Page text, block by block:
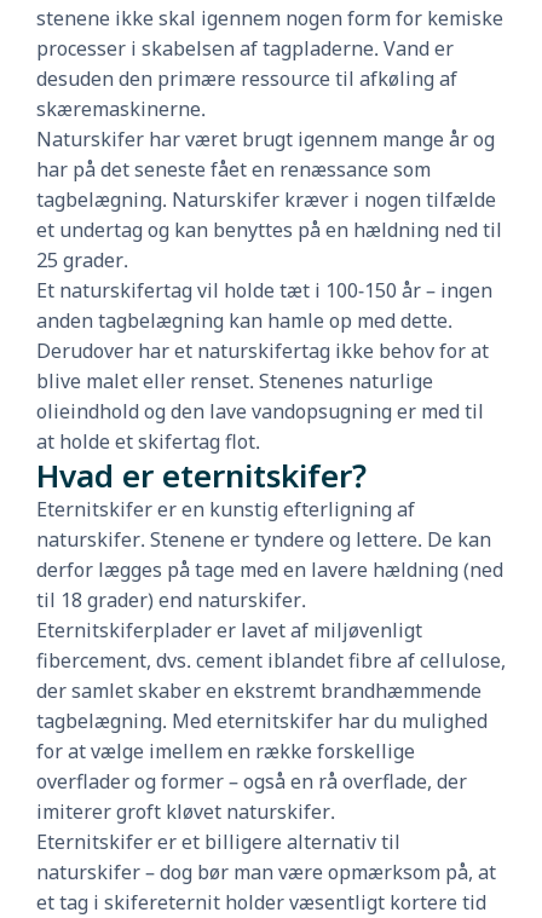
stenene ikke skal igennem nogen form for kemiske
processer i skabelsen af tagpladerne. Vand er
desuden den primære ressource til afkøling af
skæremaskinerne.
Naturskifer har været brugt igennem mange år og
har på det seneste fået en renæssance som
tagbelægning. Naturskifer kræver i nogen tilfælde
et undertag og kan benyttes på en hældning ned til
25 grader.
Et naturskifertag vil holde tæt i 100-150 år – ingen
anden tagbelægning kan hamle op med dette.
Derudover har et naturskifertag ikke behov for at
blive malet eller renset. Stenenes naturlige
olieindhold og den lave vandopsugning er med til
at holde et skifertag flot.
Hvad er eternitskifer?
Eternitskifer er en kunstig efterligning af
naturskifer. Stenene er tyndere og lettere. De kan
derfor lægges på tage med en lavere hældning (ned
til 18 grader) end naturskifer.
Eternitskiferplader er lavet af miljøvenligt
fibercement, dvs. cement iblandet fibre af cellulose,
der samlet skaber en ekstremt brandhæmmende
tagbelægning. Med eternitskifer har du mulighed
for at vælge imellem en række forskellige
overflader og former – også en rå overflade, der
imiterer groft kløvet naturskifer.
Eternitskifer er et billigere alternativ til
naturskifer – dog bør man være opmærksom på, at
et tag i skifereternit holder væsentligt kortere tid